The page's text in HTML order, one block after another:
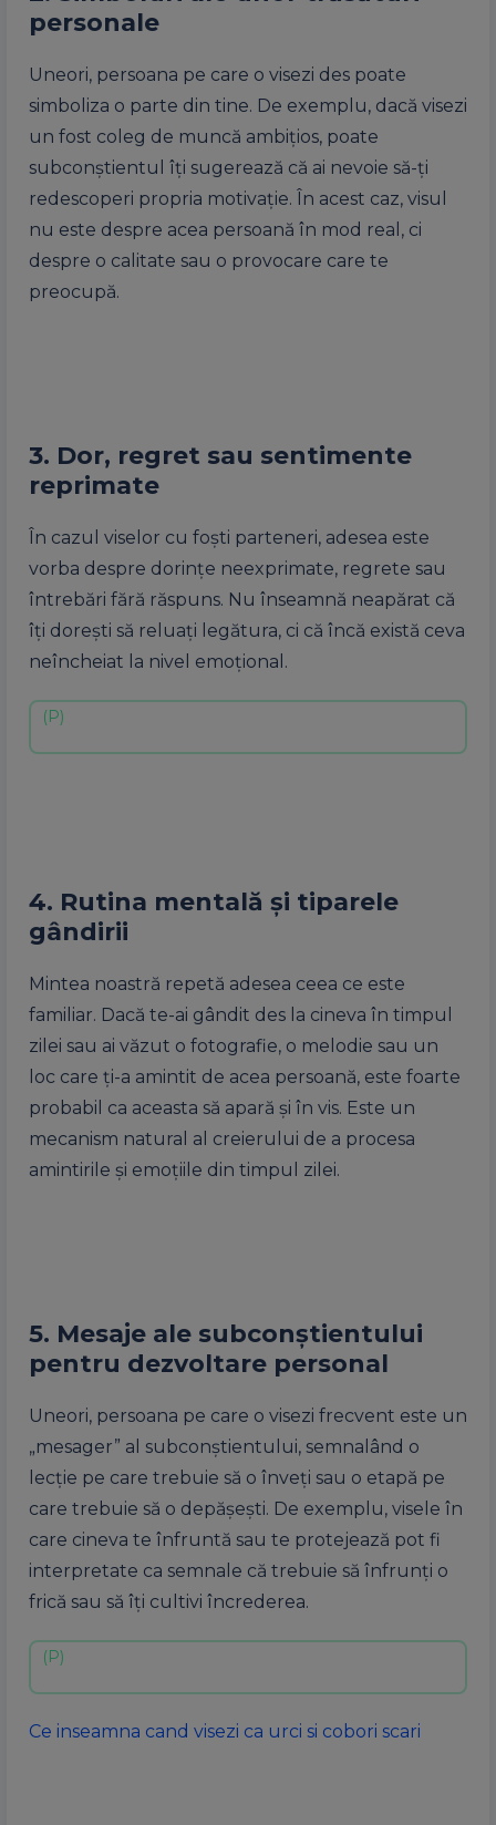
personale
Uneori, persoana pe care o visezi des poate
simboliza o parte din tine. De exemplu, dacă visezi
un fost coleg de muncă ambițios, poate
subconștientul îți sugerează că ai nevoie să-ți
redescoperi propria motivație. În acest caz, visul
nu este despre acea persoană în mod real, ci
despre o calitate sau o provocare care te
preocupă.
3. Dor, regret sau sentimente
reprimate
În cazul viselor cu foști parteneri, adesea este
vorba despre dorințe neexprimate, regrete sau
întrebări fără răspuns. Nu înseamnă neapărat că
îți dorești să reluați legătura, ci că încă există ceva
neîncheiat la nivel emoțional.
4. Rutina mentală și tiparele
gândirii
Mintea noastră repetă adesea ceea ce este
familiar. Dacă te-ai gândit des la cineva în timpul
zilei sau ai văzut o fotografie, o melodie sau un
loc care ți-a amintit de acea persoană, este foarte
probabil ca aceasta să apară și în vis. Este un
mecanism natural al creierului de a procesa
amintirile și emoțiile din timpul zilei.
5. Mesaje ale subconștientului
pentru dezvoltare personal
Uneori, persoana pe care o visezi frecvent este un
„mesager” al subconștientului, semnalând o
lecție pe care trebuie să o înveți sau o etapă pe
care trebuie să o depășești. De exemplu, visele în
care cineva te înfruntă sau te protejează pot fi
interpretate ca semnale că trebuie să înfrunți o
frică sau să îți cultivi încrederea.
Ce inseamna cand visezi ca urci si cobori scari